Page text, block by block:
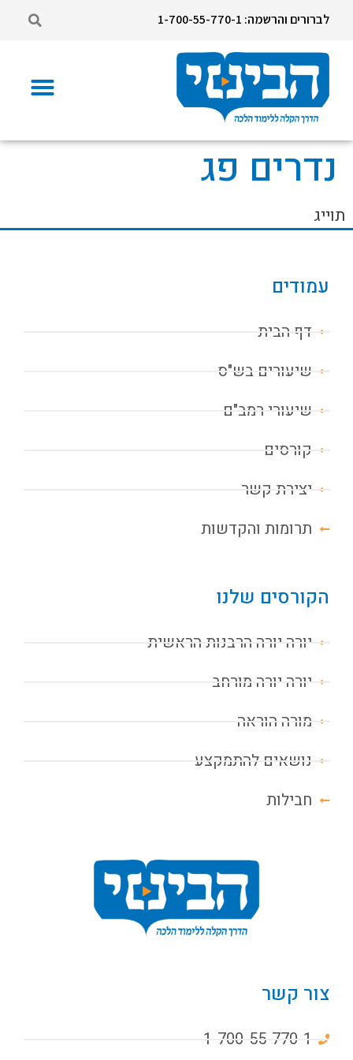
לברורים והרשמה: 1-700-55-770-1
נדרים פג
תוייג
עמודים
דף הבית
שיעורים בש"ס
שיעורי רמב"ם
קורסים
יצירת קשר
תרומות והקדשות
הקורסים שלנו
יורה יורה הרבנות הראשית
יורה יורה מורחב
מורה הוראה
נושאים להתמקצע
חבילות
צור קשר
1-700-55-770-1